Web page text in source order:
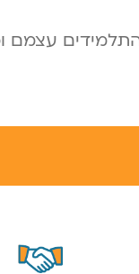
התלמידים עצמם